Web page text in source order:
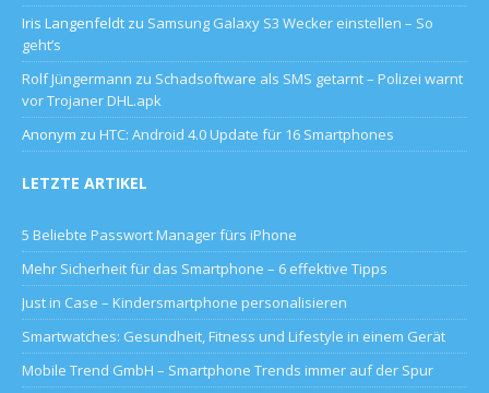
Iris Langenfeldt zu Samsung Galaxy S3 Wecker einstellen – So
geht’s
Rolf Jüngermann zu Schadsoftware als SMS getarnt – Polizei warnt
vor Trojaner DHL.apk
Anonym zu HTC: Android 4.0 Update für 16 Smartphones
LETZTE ARTIKEL
5 Beliebte Passwort Manager fürs iPhone
Mehr Sicherheit für das Smartphone – 6 effektive Tipps
Just in Case – Kindersmartphone personalisieren
Smartwatches: Gesundheit, Fitness und Lifestyle in einem Gerät
Mobile Trend GmbH – Smartphone Trends immer auf der Spur